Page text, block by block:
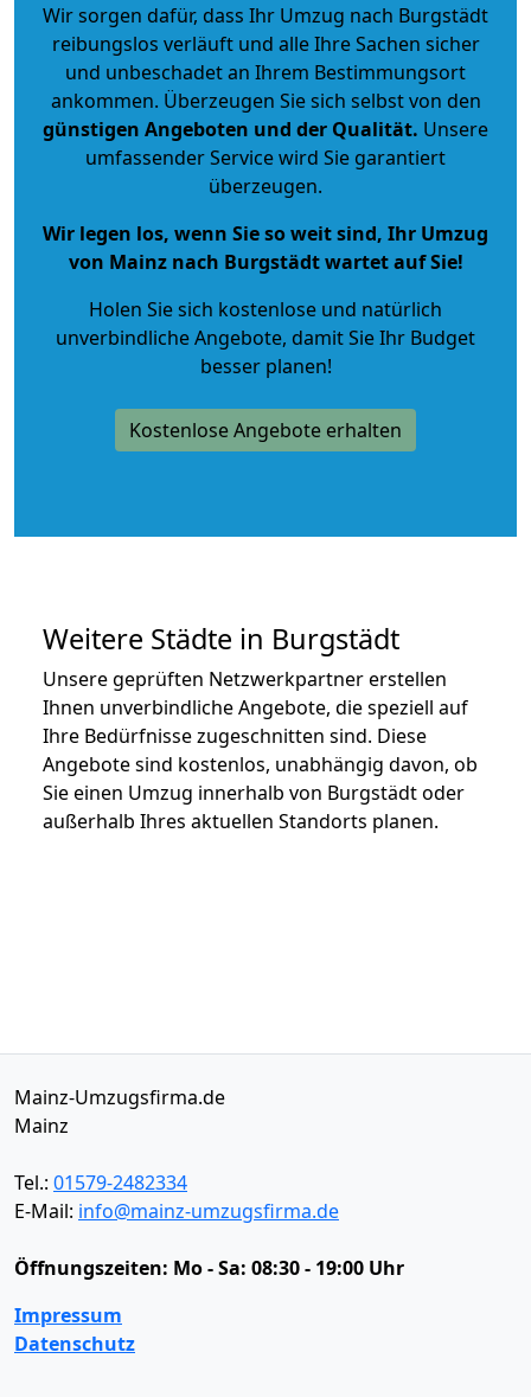
Wir sorgen dafür, dass Ihr Umzug nach Burgstädt
reibungslos verläuft und alle Ihre Sachen sicher
und unbeschadet an Ihrem Bestimmungsort
ankommen. Überzeugen Sie sich selbst von den
günstigen Angeboten und der Qualität. Unsere
umfassender Service wird Sie garantiert
überzeugen.
Wir legen los, wenn Sie so weit sind, Ihr Umzug
von Mainz nach Burgstädt wartet auf Sie!
Holen Sie sich kostenlose und natürlich
unverbindliche Angebote, damit Sie Ihr Budget
besser planen!
Kostenlose Angebote erhalten
Weitere Städte in Burgstädt
Unsere geprüften Netzwerkpartner erstellen
Ihnen unverbindliche Angebote, die speziell auf
Ihre Bedürfnisse zugeschnitten sind. Diese
Angebote sind kostenlos, unabhängig davon, ob
Sie einen Umzug innerhalb von Burgstädt oder
außerhalb Ihres aktuellen Standorts planen.
Mainz-Umzugsfirma.de
Mainz
Tel.: 01579-2482334
E-Mail: info@mainz-umzugsfirma.de
Öffnungszeiten: Mo - Sa: 08:30 - 19:00 Uhr
Impressum
Datenschutz